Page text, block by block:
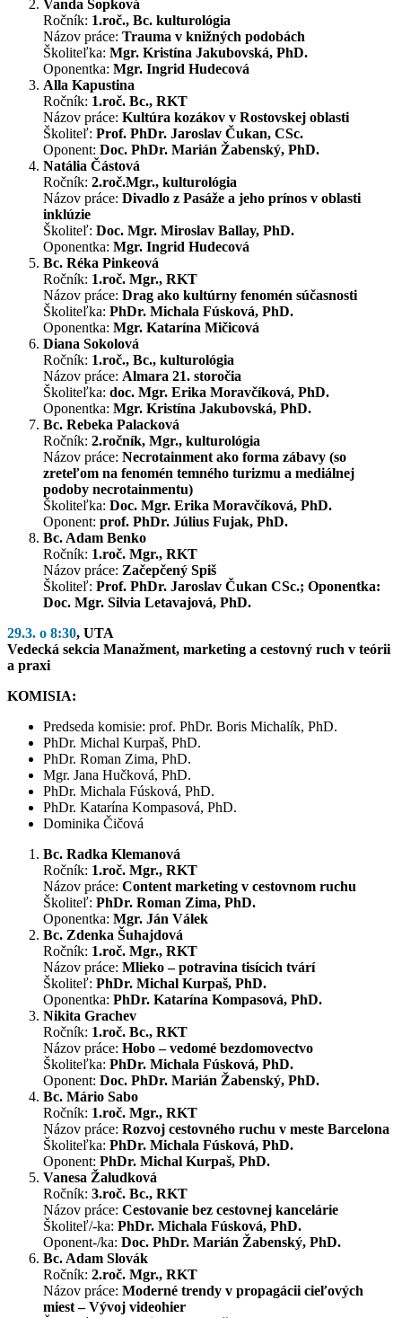
Vanda Sopková
Ročník: 1.roč., Bc. kulturológia
Názov práce: Trauma v knižných podobách
Školiteľka: Mgr. Kristína Jakubovská, PhD.
Oponentka: Mgr. Ingrid Hudecová
Alla Kapustina
Ročník: 1.roč. Bc., RKT
Názov práce: Kultúra kozákov v Rostovskej oblasti
Školiteľ: Prof. PhDr. Jaroslav Čukan, CSc.
Oponent: Doc. PhDr. Marián Žabenský, PhD.
Natália Částová
Ročník: 2.roč.Mgr., kulturológia
Názov práce: Divadlo z Pasáže a jeho prínos v oblasti
inklúzie
Školiteľ: Doc. Mgr. Miroslav Ballay, PhD.
Oponentka: Mgr. Ingrid Hudecová
Bc. Réka Pinkeová
Ročník: 1.roč. Mgr., RKT
Názov práce: Drag ako kultúrny fenomén súčasnosti
Školiteľka: PhDr. Michala Fúsková, PhD.
Oponentka: Mgr. Katarína Mičicová
Diana Sokolová
Ročník: 1.roč., Bc., kulturológia
Názov práce: Almara 21. storočia
Školiteľka: doc. Mgr. Erika Moravčíková, PhD.
Oponentka: Mgr. Kristína Jakubovská, PhD.
Bc. Rebeka Palacková
Ročník: 2.ročník, Mgr., kulturológia
Názov práce: Necrotainment ako forma zábavy (so
zreteľom na fenomén temného turizmu a mediálnej
podoby necrotainmentu)
Školiteľka: Doc. Mgr. Erika Moravčíková, PhD.
Oponent: prof. PhDr. Július Fujak, PhD.
Bc. Adam Benko
Ročník: 1.roč. Mgr., RKT
Názov práce: Začepčený Spiš
Školiteľ: Prof. PhDr. Jaroslav Čukan CSc.; Oponentka:
Doc. Mgr. Silvia Letavajová, PhD.
29.3. o 8:30, UTA
Vedecká sekcia Manažment, marketing a cestovný ruch v teórii
a praxi
KOMISIA:
Predseda komisie: prof. PhDr. Boris Michalík, PhD.
PhDr. Michal Kurpaš, PhD.
PhDr. Roman Zima, PhD.
Mgr. Jana Hučková, PhD.
PhDr. Michala Fúsková, PhD.
PhDr. Katarína Kompasová, PhD.
Dominika Čičová
Bc. Radka Klemanová
Ročník: 1.roč. Mgr., RKT
Názov práce: Content marketing v cestovnom ruchu
Školiteľ: PhDr. Roman Zima, PhD.
Oponentka: Mgr. Ján Válek
Bc. Zdenka Šuhajdová
Ročník: 1.roč. Mgr., RKT
Názov práce: Mlieko – potravina tisícich tvárí
Školiteľ: PhDr. Michal Kurpaš, PhD.
Oponentka: PhDr. Katarína Kompasová, PhD.
Nikita Grachev
Ročník: 1.roč. Bc., RKT
Názov práce: Hobo – vedomé bezdomovectvo
Školiteľka: PhDr. Michala Fúsková, PhD.
Oponent: Doc. PhDr. Marián Žabenský, PhD.
Bc. Mário Sabo
Ročník: 1.roč. Mgr., RKT
Názov práce: Rozvoj cestovného ruchu v meste Barcelona
Školiteľka: PhDr. Michala Fúsková, PhD.
Oponent: PhDr. Michal Kurpaš, PhD.
Vanesa Žaludková
Ročník: 3.roč. Bc., RKT
Názov práce: Cestovanie bez cestovnej kancelárie
Školiteľ/-ka: PhDr. Michala Fúsková, PhD.
Oponent-/ka: Doc. PhDr. Marián Žabenský, PhD.
Bc. Adam Slovák
Ročník: 2.roč. Mgr., RKT
Názov práce: Moderné trendy v propagácii cieľových
miest – Vývoj videohier